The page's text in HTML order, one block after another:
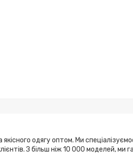
одягу оптом. Ми
З більш ніж 10 000 моделей,